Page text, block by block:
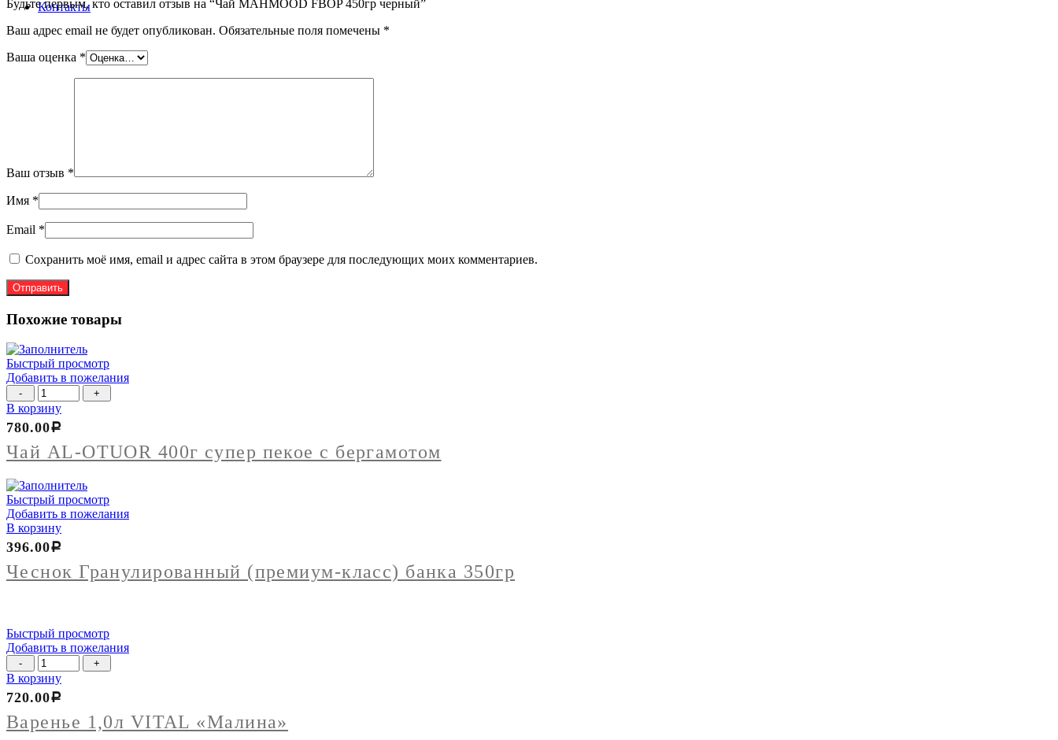
Контакты
Будьте первым, кто оставил отзыв на “Чай MAHMOOD FBOP 450гр черный”
Ваш адрес email не будет опубликован. Обязательные поля помечены *
Ваша оценка *
Ваш отзыв *
Имя *
Email *
Сохранить моё имя, email и адрес сайта в этом браузере для последующих моих комментариев.
Похожие товары
Быстрый просмотр
Добавить в пожелания
Количество
товара
Чай
AL-
OTUOR
400г
пекое
с
бергамотом
В корзину
Чай AL-OTUOR 400г супер пекое с бергамотом
780.00Р
Быстрый просмотр
Добавить в пожелания
В корзину
Чеснок Гранулированный (премиум-класс) банка 350гр
396.00Р
Быстрый просмотр
Добавить в пожелания
Количество
товара
Варенье
1,0л
VITAL
"Малина"
В корзину
Варенье 1,0л VITAL «Малина»
720.00Р